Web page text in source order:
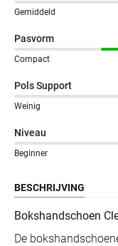
Gemiddeld
Pasvorm
Compact
Pols Support
Weinig
Niveau
Beginner
BESCHRIJVING
Bokshandschoen
De